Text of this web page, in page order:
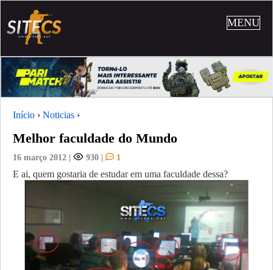
MENU
Início › Noticias ›
Melhor faculdade do Mundo
16 março 2012 | 930 | 1
E ai, quem gostaria de estudar em uma faculdade dessa?